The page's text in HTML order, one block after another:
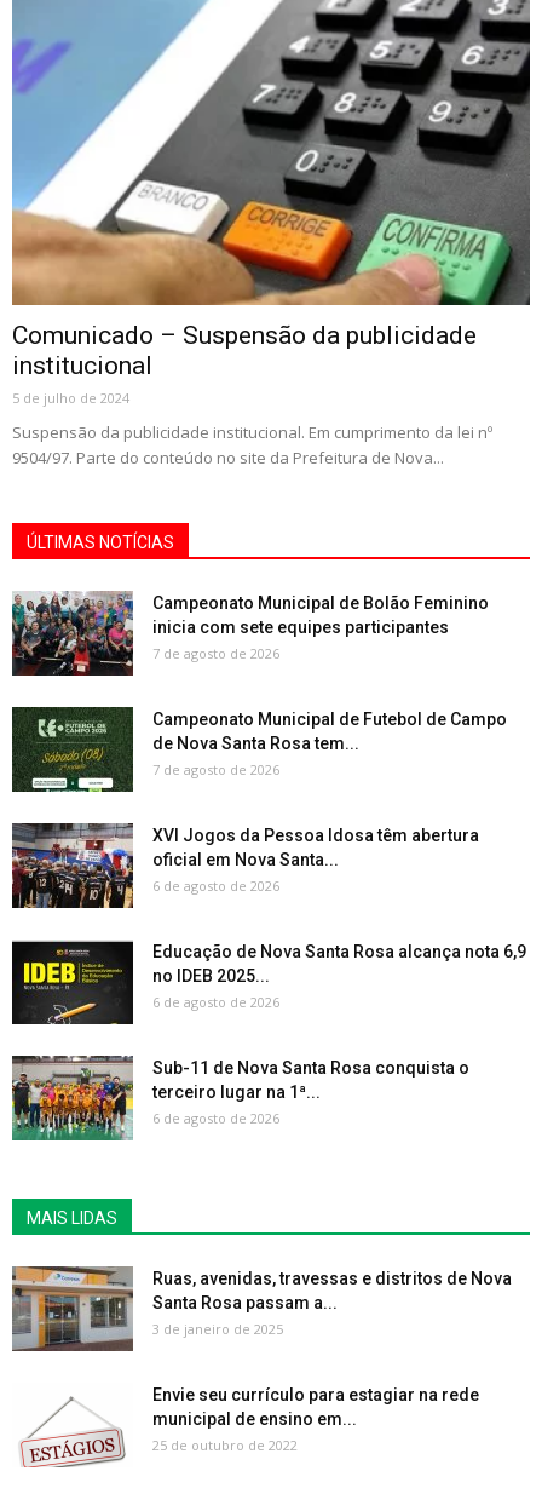
Comunicado – Suspensão da publicidade
institucional
5 de julho de 2024
Suspensão da publicidade institucional. Em cumprimento da lei nº
9504/97. Parte do conteúdo no site da Prefeitura de Nova...
ÚLTIMAS NOTÍCIAS
Campeonato Municipal de Bolão Feminino
inicia com sete equipes participantes
7 de agosto de 2026
Campeonato Municipal de Futebol de Campo
de Nova Santa Rosa tem...
7 de agosto de 2026
XVI Jogos da Pessoa Idosa têm abertura
oficial em Nova Santa...
6 de agosto de 2026
Educação de Nova Santa Rosa alcança nota 6,9
no IDEB 2025...
6 de agosto de 2026
Sub-11 de Nova Santa Rosa conquista o
terceiro lugar na 1ª...
6 de agosto de 2026
MAIS LIDAS
Ruas, avenidas, travessas e distritos de Nova
Santa Rosa passam a...
3 de janeiro de 2025
Envie seu currículo para estagiar na rede
municipal de ensino em...
25 de outubro de 2022